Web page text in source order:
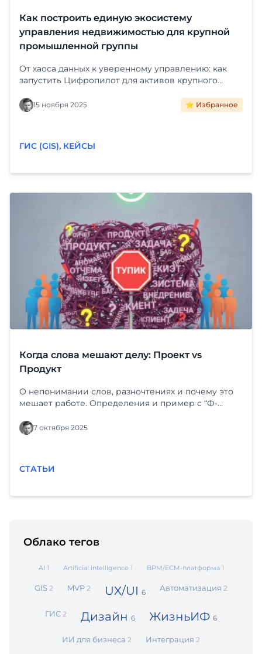
Как построить единую экосистему
управления недвижимостью для крупной
промышленной группы
От хаоса данных к уверенному управлению: как
запустить Цифропилот для активов крупного
карте и автоматизация рутины. Читайте кейс
внедрения «Фарватер-Активы».
15 ноября 2025 ⭐ Избранное
ГИС (GIS), КЕЙСЫ
Когда слова мешают делу: Проект vs
Продукт
О непонимании слов, разночтениях и почему это
мешает работе. Определения и пример с “Ф-
7 октября 2025
СТАТЬИ
Облако тегов
AI 1 Artificial intelligence 1 BPM/ECM‑платформа 1
GIS 2 MVP 2 UX/UI 6 Автоматизация 2
ГИС 2 Дизайн 6 ЖизньИФ 6
ИИ для бизнеса 2 Интеграция 2